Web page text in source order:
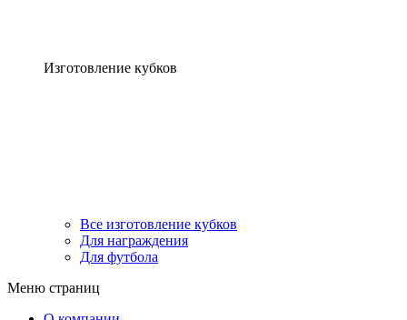
Изготовление кубков
Все изготовление кубков
Для награждения
Для футбола
Меню страниц